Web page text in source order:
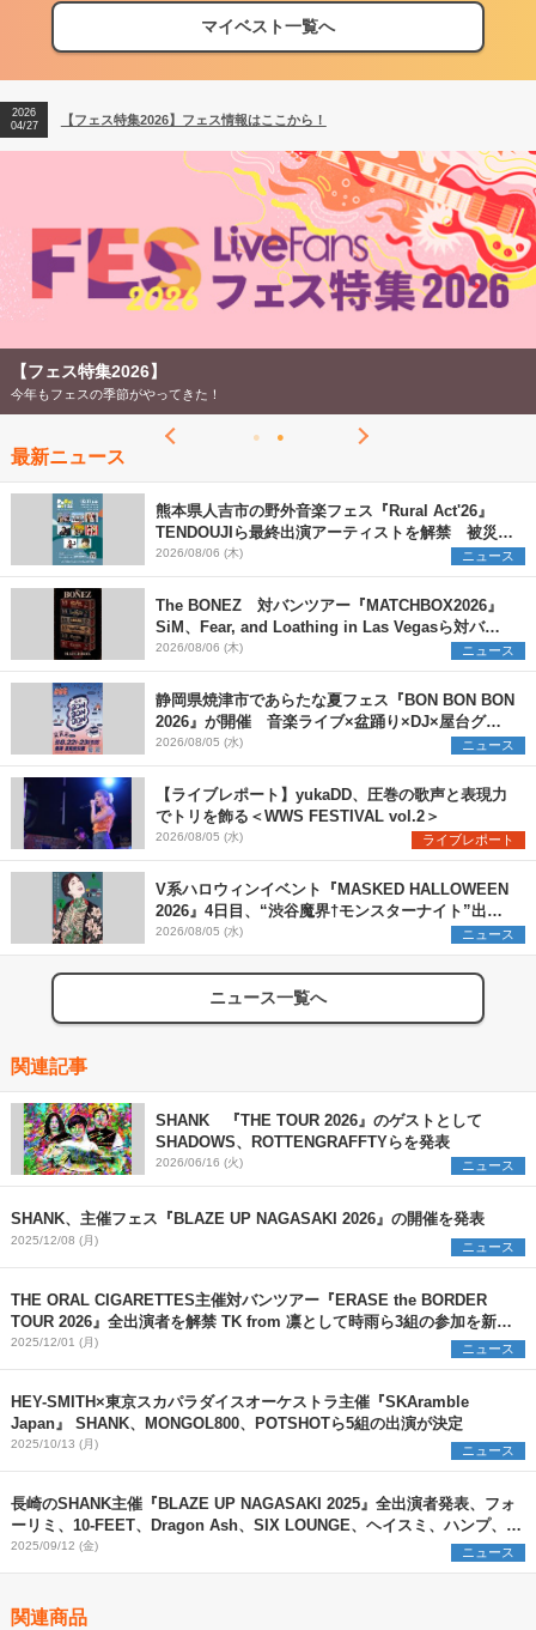
マイベスト一覧へ
【フェス特集2026】フェス情報はここから！
【ライブ動員ランキング】2026年上半期編発表！
2026
04/27
【フェス特集2026】フェス情報はここから！
2026
【ライブ動員ランキング】2026年上半期編発表！
【フェス特集2026】
今年もフェスの季節がやってきた！
最新ニュース
熊本県人吉市の野外音楽フェス『Rural Act'26』
TENDOUJIら最終出演アーティストを解禁 被災地
支援プロジェクトの始動も発表
2026/08/06 (木) ニュース
The BONEZ 対バンツアー『MATCHBOX2026』
SiM、Fear, and Loathing in Las Vegasら対バン
アーティストを一斉解禁
2026/08/06 (木) ニュース
静岡県焼津市であらたな夏フェス『BON BON BON
2026』が開催 音楽ライブ×盆踊り×DJ×屋台グル
メ×ランタンナイトで彩る2日間
2026/08/05 (水) ニュース
【ライブレポート】yukaDD、圧巻の歌声と表現力
でトリを飾る＜WWS FESTIVAL vol.2＞
2026/08/05 (水) ライブレポート
V系ハロウィンイベント『MASKED HALLOWEEN
2026』4日目、“渋谷魔界†モンスターナイト”出演6
組を発表
2026/08/05 (水) ニュース
ニュース一覧へ
関連記事
SHANK 『THE TOUR 2026』のゲストとして
SHADOWS、ROTTENGRAFFTYらを発表
2026/06/16 (火) ニュース
SHANK、主催フェス『BLAZE UP NAGASAKI 2026』の開催を発表
2025/12/08 (月) ニュース
THE ORAL CIGARETTES主催対バンツアー『ERASE the BORDER
TOUR 2026』全出演者を解禁 TK from 凛として時雨ら3組の参加を新た
に発表
2025/12/01 (月) ニュース
HEY-SMITH×東京スカパラダイスオーケストラ主催『SKAramble
Japan』 SHANK、MONGOL800、POTSHOTら5組の出演が決定
2025/10/13 (月) ニュース
長崎のSHANK主催『BLAZE UP NAGASAKI 2025』全出演者発表、フォ
ーリミ、10-FEET、Dragon Ash、SIX LOUNGE、ヘイスミ、ハンプ、
SiM、ビーバー出演決定
2025/09/12 (金) ニュース
関連商品